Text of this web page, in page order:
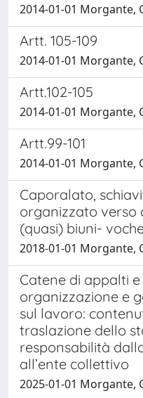
2014-01-01 Morgante,
Artt. 105-109
2014-01-01 Morgante,
Artt.102-105
2014-01-01 Morgante,
Artt.99-101
2014-01-01 Morgante,
Caporalato,
organizzato verso
(quasi) biuni-
2018-01-01 Morgante,
Catene di appalti
organizzazione e
sul lavoro:
traslazione dello
responsabilità
all’ente collettivo
2025-01-01 Morgante,